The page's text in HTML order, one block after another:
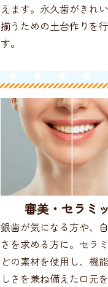
えます。永久歯がきれ
揃うための土台作りを
す。
審美・セラミ
銀歯が気になる方や、
さを求める方に。セラ
どの素材を使用し、機
しさを兼ね備えた口元